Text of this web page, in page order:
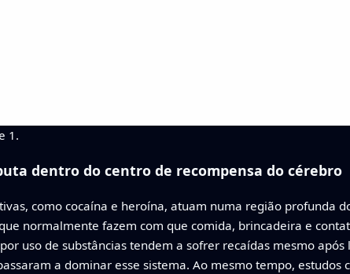
1.
dentro do centro de recompensa do cérebro
como cocaína e heroína, atuam numa região profunda
normalmente fazem com que comida, brincadeira e
uso de substâncias tendem a sofrer recaídas mesmo
a dominar esse sistema. Ao mesmo tempo,